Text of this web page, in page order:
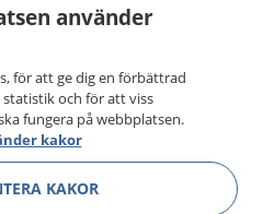
hälsa och vård
hälsa och information om
du kan kontakta.
journal och göra dina
1177 för
runt.
må bättre.
använder
för att ge dig en förbättrad
och för att viss
fungera på webbplatsen.
kakor
KAKOR